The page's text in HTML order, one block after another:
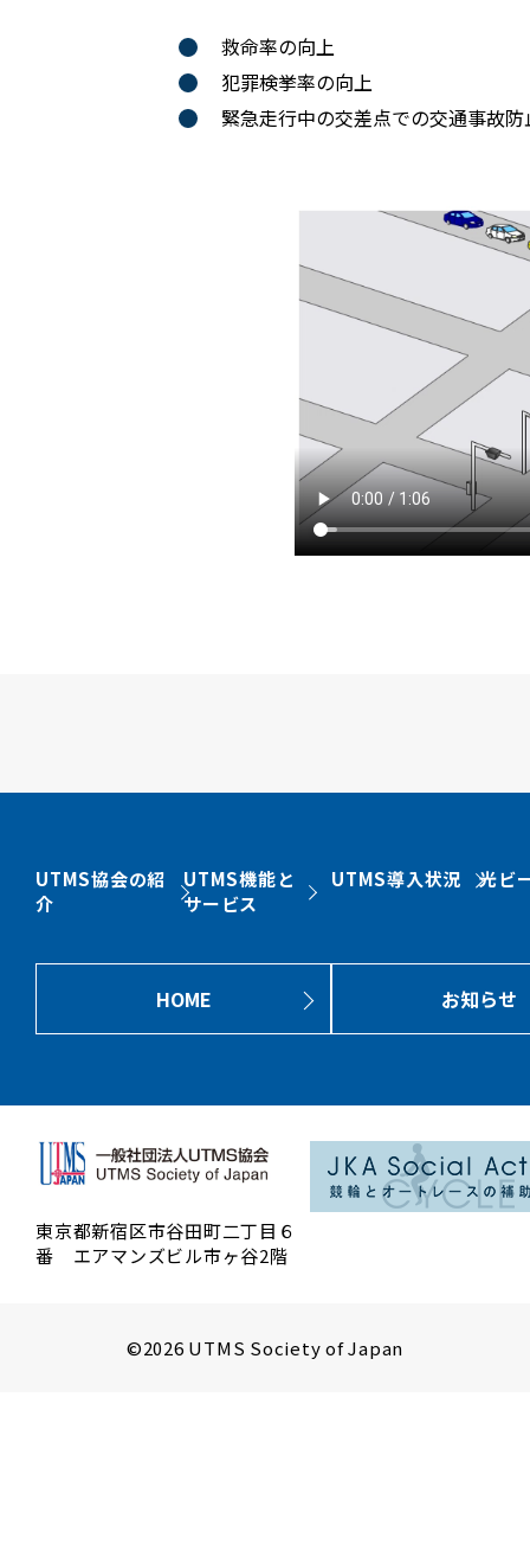
救命率の向上
犯罪検挙率の向上
緊急走行中の交差点での交通事故防
UTMS協会の紹
介
UTMS機能と
サービス
UTMS導入状況 光ビ
HOME お知らせ
東京都新宿区市谷田町二丁目６
番 エアマンズビル市ヶ谷2階
©2026 UTMS Society of Japan